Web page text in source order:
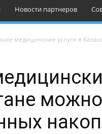
Новости партнеров
медицинские услуги в